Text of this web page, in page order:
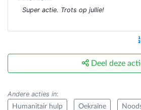
Super actie. Trots op jullie!
Deel deze
Andere acties in:
Humanitair hulp Oekraïne